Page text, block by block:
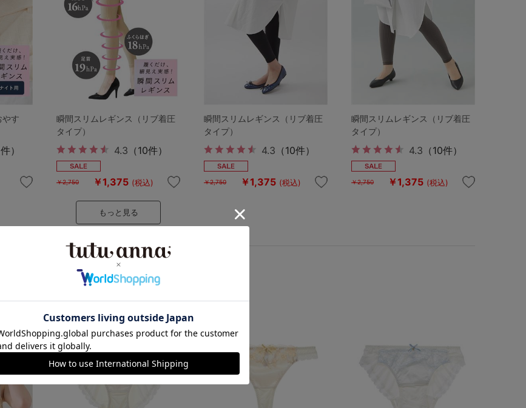
やす
）
瞬間スリムレギンス（リブ着圧
タイプ）
4.3 （10件）
￥2,750 ￥1,375 (税込)
瞬間スリムレギンス（リブ着圧
タイプ）
4.3 （10件）
￥2,750 ￥1,375 (税込)
瞬間スリムレギンス（リブ着圧
タイプ）
4.3 （10件）
￥2,750 ￥1,375 (税込)
もっと見る
きれいを叶える ふっくら育乳ブラ